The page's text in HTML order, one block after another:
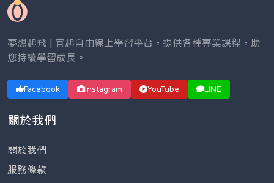
夢想起飛 | 宜起自由線上學習平台，提供各種專業課程，助
您持續學習成長。
Facebook Instagram YouTube LINE
關於我們
關於我們
服務條款